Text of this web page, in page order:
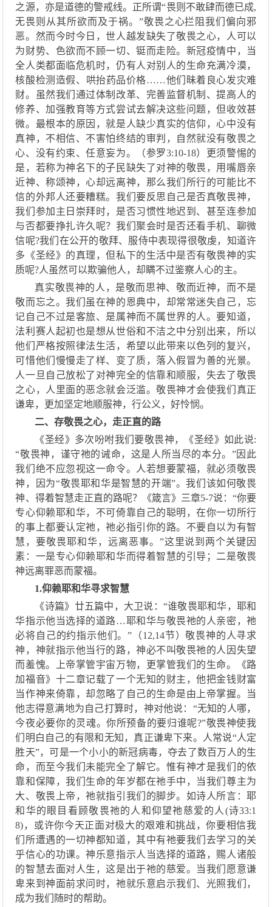
之源， 亦是道德的警戒线。 正所谓“畏则不敢肆而德已成,
无畏则从其所欲而及于祸。”敬畏之心拦阻我们偏向邪
恶。 然而今时今日 ，世人越发缺失了敬畏之心， 人 可以
为财势、色欲而不顾一切、铤而走险。新冠疫情中 ，当
全人类都面临危机时，仍有人对别人的生命充满冷漠，
核酸检测造假、 哄抬药品价格……他们 昧着良心发灾难
财。
虽然我们通过体制改革、完善监督机制、提高人的
修养、加强教育等方式尝试去解决这些问题，但收效甚
微。最根本的原因，就是人缺少真实的信仰，心中没有
真神 ，不相信、不害怕终结的审判，自然就没有敬畏之
心、没有约束、任意妄为。 （参罗3:10-18）更须警惕的
是， 若称为神名下的子民缺失了对神的敬畏，用嘴唇亲
近神、称颂神，心却远离神，那么我们 所行的可能比不
信的外邦人还要糟糕。我们要反思自己是否真敬畏神，
我们参加主日崇拜时，是否习惯性地迟到 、甚至连参加
与否都要挣扎许久 呢？ 我们聚会时是否还看手机、聊微
信呢?我们 在公开的敬拜、服侍中表现得很敬虔， 知道许
多《圣经》的真理，但私下的生活中是否有敬畏神的实
质呢?人虽然可以欺骗他人，却瞒不过鉴察人心的主。
真实敬畏神的人 ，是敬而思神、 敬而近神，而不是
敬而忘之。我们虽在神的恩典中，却常常迷失自己，忘
记自己不过是客旅、 是属神而不属世界的人。要知道，
法利赛人起初也是想从世俗和不洁之中分别出来， 所以
他们 严格按照律法生活， 希望以此带来以色列的复兴，
可惜他们慢慢走了样、 变了质，落入假冒为善的光景。
人一旦自己放松了对神完全的信靠和顺服，失去了敬畏
之心，
人 里面的恶念就会泛滥。敬畏神才会使我们真正
谦卑，更加坚定地顺服神，行公义，好怜悯。
二、存敬畏之心，走正直的路
《圣经》 多次吩咐我们要敬畏神， 《圣经》如此说:
“敬畏神，谨守祂的诫命，这是人 所当尽的本分。 ”因此
我们绝不应忽视这一命令。人若想要蒙福， 就必须敬畏
神，因 为“敬畏耶和华是智慧的开端”。我们 该如何敬畏
神、 得着智慧走正直的路呢？《箴言》 三章5-7说：“你要
专心仰赖耶和华，不可倚靠自己的聪明，在你一切所行
的事上都要认定祂，祂必指引你的路。 不要自以为有智
慧 ，要敬畏耶和华，远离恶事。 ”这里说到两个关键因
素 ： 一是专心仰赖耶和华而得着智慧的引导 ；二是敬畏
神远离罪恶而蒙福。
1.仰赖耶和华寻求智慧
《诗篇》 廿五篇中 ， 大卫说 ： “谁敬畏耶和华，耶和
华指示他当选择的道路…耶和华与敬畏祂的人亲密，祂
必将自己的约指示他们。” （12,14节）敬畏神的人寻求
神，神就指示他当行的路，神必不 叫敬畏祂的人因失望
而羞愧。上帝掌管宇宙万物，更掌管我们的生命。
《路
加福音》 十二章记载了一个无知的财主，他把金钱财富
当作神来倚靠，却忽略了自己的生命是由上帝掌握。当
他志得意满地为自己打算时，神对他说： “无知的人哪，
今夜必要你的灵魂。你所预备的要归谁呢?”敬畏神使我
们 明白自己的有限和无知， 真正谦卑下来。 人常说“人定
胜天”，可是一个小小的新冠病毒，夺去了数百万人的生
命，而至今我们未能完全了解它。 惟有神才是我们的依
靠和保障，我们 生命的年岁都在祂手中， 当我们尊主为
大、敬畏上帝，祂就指引我们的脚步。如诗人所言：耶
和华的眼目看顾敬畏祂的人和仰望祂慈爱的人 (诗33:1
8)， 或许你今天正面对极大的艰难和挑战，你要相信我
们所遭遇的一切神都知道，其中有祂要我们去学习的关
乎信心的功课。神乐意指示人当选择的道路，赐人诸般
的智慧去面对人生，这是出于祂的慈爱。当我们愿意谦
卑来到神面前求问时， 祂就乐意启示我们、光照我们，
成为我们随时的帮助。